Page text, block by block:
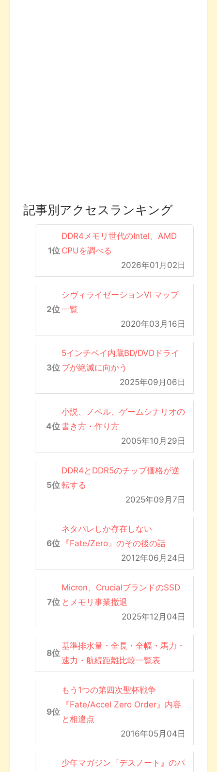
記事別アクセスランキング
DDR4メモリ世代のIntel、AMD
CPUを調べる
2026年01月02日
シヴィライゼーションVI マップ
一覧
2020年03月16日
5インチベイ内蔵BD/DVDドライ
ブが絶滅に向かう
2025年09月06日
小説、ノベル、ゲームシナリオの
書き方・作り方
2005年10月29日
DDR4とDDR5のチップ価格が逆
転する
2025年09月7日
ネタバレしか存在しない
『Fate/Zero』のその後の話
2012年06月24日
Micron、CrucialブランドのSSD
とメモリ事業撤退
2025年12月04日
基準排水量・全長・全幅・馬力・
速力・航続距離比較一覧表
もう1つの第四次聖杯戦争
『Fate/Accel Zero Order』内容
と相違点
2016年05月04日
少年マガジン『デスノート』のパ